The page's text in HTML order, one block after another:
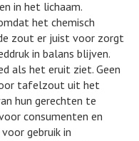
in het lichaam.
het chemisch
zout er juist voor zorgt
in balans blijven.
als het eruit ziet. Geen
tafelzout uit het
hun gerechten te
consumenten en
gebruik in